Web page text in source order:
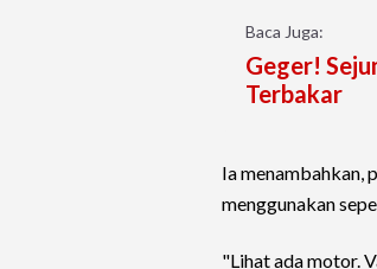
Baca Juga:
Geger!
Terbakar
Ia menambahkan,
menggunakan
"Lihat ada motor.